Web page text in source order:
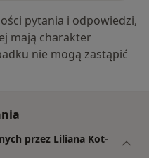
pytania i odpowiedzi,
mają charakter
nie mogą zastąpić
przez Liliana Kot-